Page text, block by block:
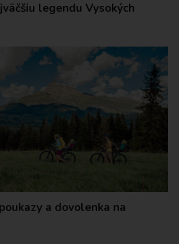
legendu Vysokých
a dovolenka na